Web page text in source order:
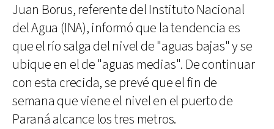
Juan Borus, referente del Instituto Nacional
del Agua (INA), informó que la tendencia es
que el río salga del nivel de "aguas bajas" y se
ubique en el de "aguas medias". De continuar
con esta crecida, se prevé que el fin de
semana que viene el nivel en el puerto de
Paraná alcance los tres metros.